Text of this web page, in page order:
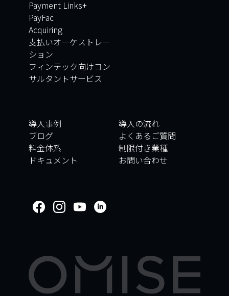
Payment Links+
PayFac
Acquiring
支払いオーケストレー
ション
フィンテック向けコン
サルタントサービス
導入事例
ブログ
料金体系
ドキュメント
導入の流れ
よくあるご質問
制限付き業種
お問い合わせ
OMISE SUPPORT.
HOW CAN WE